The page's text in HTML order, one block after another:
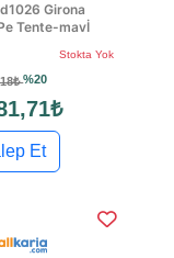
Girona
Tente-mavİ
Stokta Yok
%20
Et